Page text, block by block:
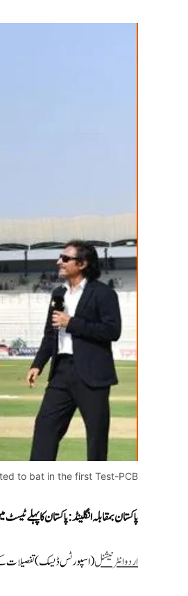
to bat in the first Test-PCB
پاکستان بمقابلہ انگلینڈ: پاکستان کا پہلے
اردوانٹرنیشنل(اسپورٹس ڈیسک) تفصیلات کے